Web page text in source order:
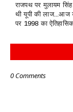
राजपथ पर मुलायम सिंह
थी यूपी की लाज...आज
पर 1998 का
0 Comments